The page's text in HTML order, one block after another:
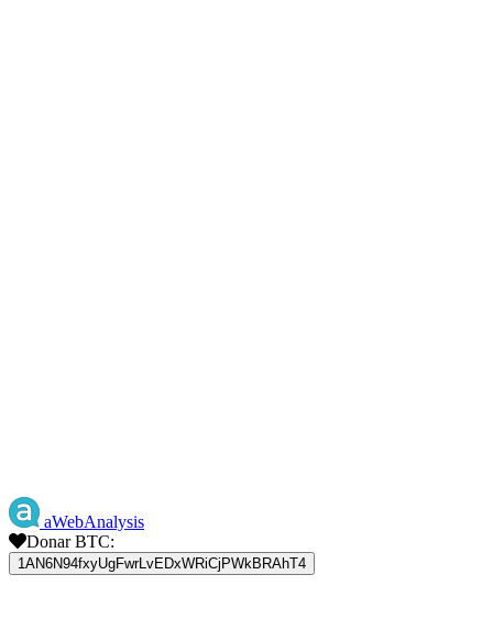
aWebAnalysis
Donar BTC:
1AN6N94fxyUgFwrLvEDxWRiCjPWkBRAhT4